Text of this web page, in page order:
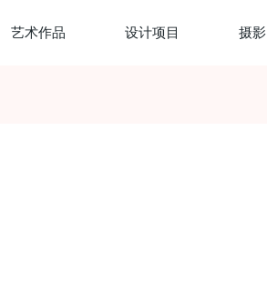
艺术作品 设计项目 摄影